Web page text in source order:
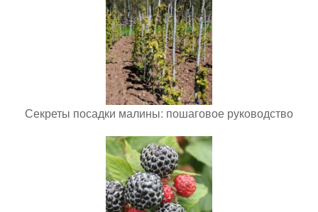
Секреты посадки малины: пошаговое руководство